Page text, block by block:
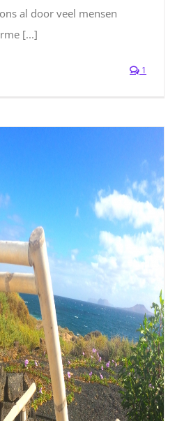
al door veel mensen
[...]
1